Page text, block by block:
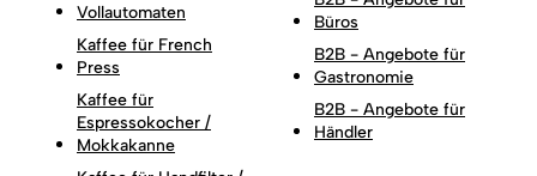
Vollautomaten
Kaffee für French
Press
Kaffee für
Espressokocher /
Mokkakanne
Büros
B2B - Angebote für
Gastronomie
B2B - Angebote für
Händler